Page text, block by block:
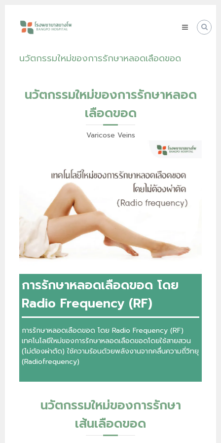
contentพยาบาล
choice
นวัตกรรมใหม่ของการรักษาหลอดเลือดขอด
นวัตกรรมใหม่ของการรักษาหลอด
เลือดขอด
Varicose Veins
การรักษาหลอดเลือดขอด โดย
Radio Frequency (RF)
การรักษาหลอดเลือดขอด โดย Radio Frequency (RF)
เทคโนโลยีใหม่ของการรักษาหลอดเลือดขอดโดยใช้สายสวน
(ไม่ต้องผ่าตัด) ใช้ความร้อนด้วยพลังงานจากคลื่นความถี่วิทยุ
(Radiofrequency)
นวัตกรรมใหม่ของการรักษา
เส้นเลือดขอด